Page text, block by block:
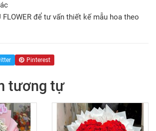
FLOWER để tư vấn thiết kế mẫu hoa theo
Pinterest
tương tự